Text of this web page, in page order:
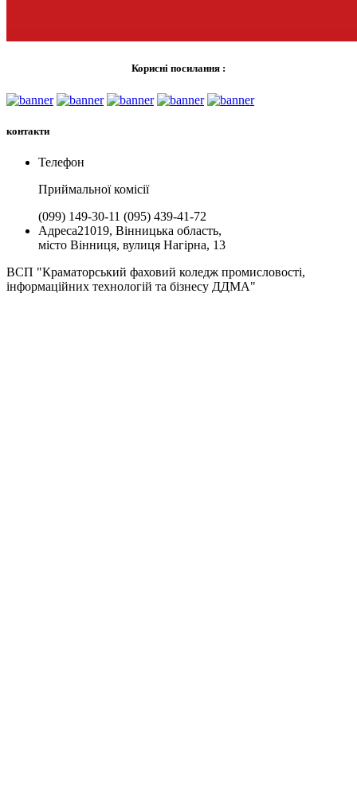
Корисні посилання :
контакти
Телефон
Приймальної комiсії
(099) 149-30-11 (095) 439-41-72
Адреса21019, Вінницька область,
місто Вінниця, вулиця Нагірна, 13
ВСП "Краматорський фаховий коледж промисловості,
інформаційних технологій та бізнесу ДДМА"